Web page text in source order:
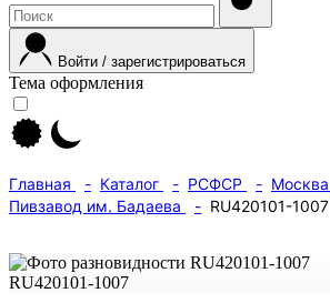
Войти / зарегистрироваться
Тема оформления
Главная Каталог РСФСР
Москва
Пивзавод им. Бадаева
RU420101-1007
RU420101-1007